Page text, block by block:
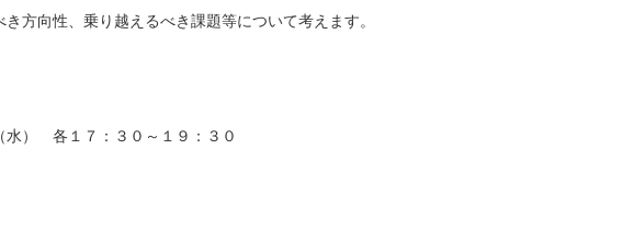
方向性、乗り越えるべき課題等について考えます。
水） 各１７：３０～１９：３０